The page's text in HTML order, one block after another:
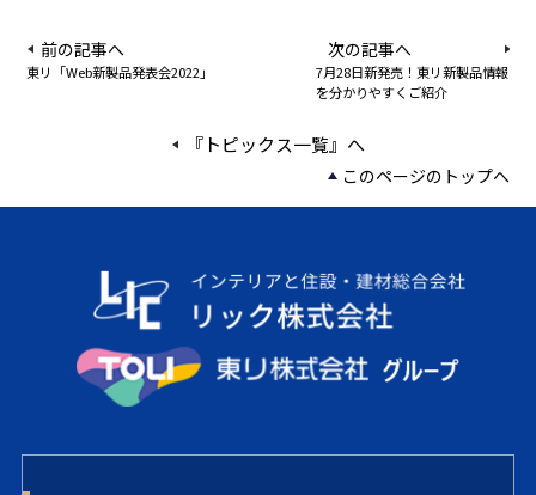
前の記事へ
東リ「Web新製品発表会2022」
次の記事へ
7月28日新発売！東リ新製品情報
を分かりやすくご紹介
『トピックス一覧』へ
このページのトップへ